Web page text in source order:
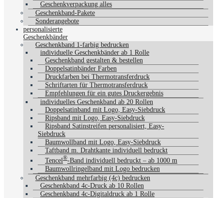
Geschenkverpackung alles
Geschenkband-Pakete
Sonderangebote
personalisierte
Geschenkbänder
Geschenkband 1-farbig bedrucken
individuelle Geschenkbänder ab 1 Rolle
Geschenkband gestalten & bestellen
Doppelsatinbänder Farben
Druckfarben bei Thermotransferdruck
Schriftarten für Thermotransferdruck
Empfehlungen für ein gutes Druckergebnis
individuelles Geschenkband ab 20 Rollen
Doppelsatinband mit Logo, Easy-Siebdruck
Ripsband mit Logo, Easy-Siebdruck
Ripsband Satinstreifen personalisiert, Easy-
Siebdruck
Baumwollband mit Logo, Easy-Siebdruck
Taftband m. Drahtkante individuell bedruckt
Tencel®-Band individuell bedruckt – ab 1000 m
Baumwollringelband mit Logo bedrucken
Geschenkband mehrfarbig (4c) bedrucken
Geschenkband 4c-Druck ab 10 Rollen
Geschenkband 4c-Digitaldruck ab 1 Rolle